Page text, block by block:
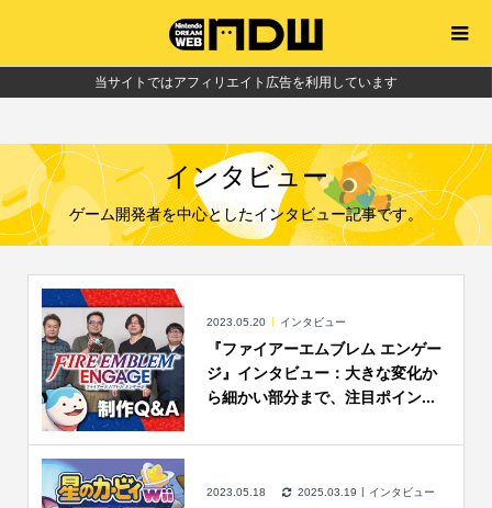
当サイトではアフィリエイト広告を利用しています
インタビュー
ゲーム開発者を中心としたインタビュー記事です。
2023.05.20 インタビュー
『ファイアーエムブレム エンゲー
ジ』インタビュー：大きな変化か
ら細かい部分まで、注目ポイン...
2023.05.18 2025.03.19 インタビュー